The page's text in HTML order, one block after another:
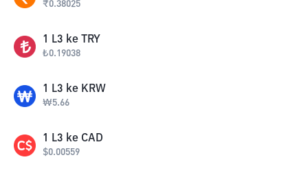
₹0.38025
1 L3 ke TRY
₺0.19038
1 L3 ke KRW
₩5.66
1 L3 ke CAD
$0.00559